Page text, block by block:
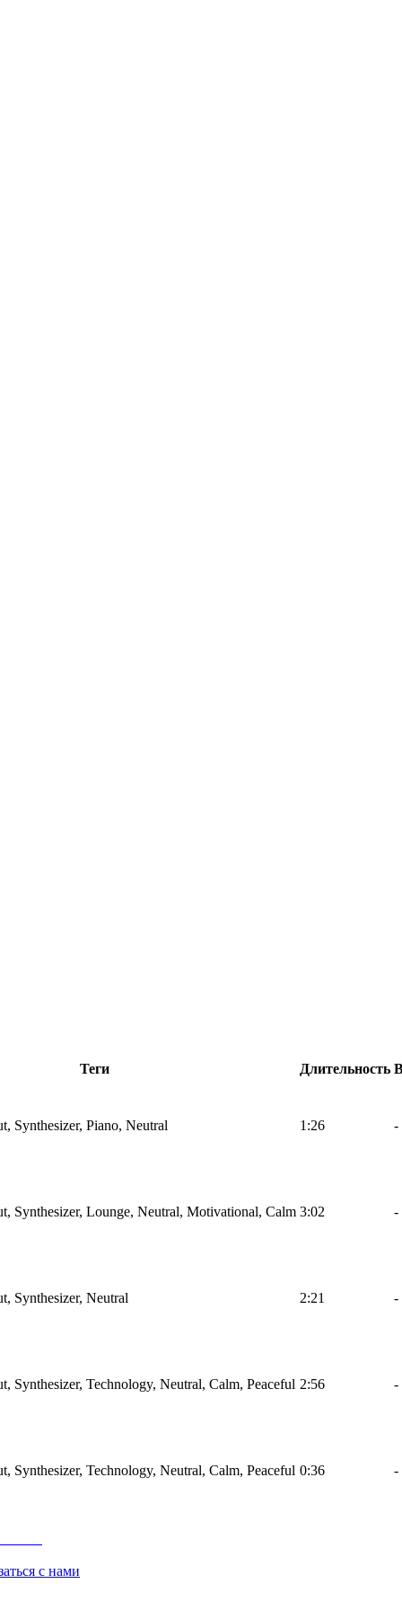
Теги Длительность
Synthesizer, Piano, Neutral 1:26 -
Synthesizer, Lounge, Neutral, Motivational, Calm 3:02 -
Synthesizer, Neutral 2:21 -
Synthesizer, Technology, Neutral, Calm, Peaceful 2:56 -
Synthesizer, Technology, Neutral, Calm, Peaceful 0:36 -
с нами